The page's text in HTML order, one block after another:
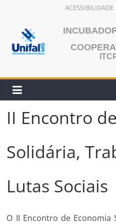
ACESSIBILIDADE
conteúdo
II Encontro
Solidária,
Lutas Sociais
O II Encontro de Economia